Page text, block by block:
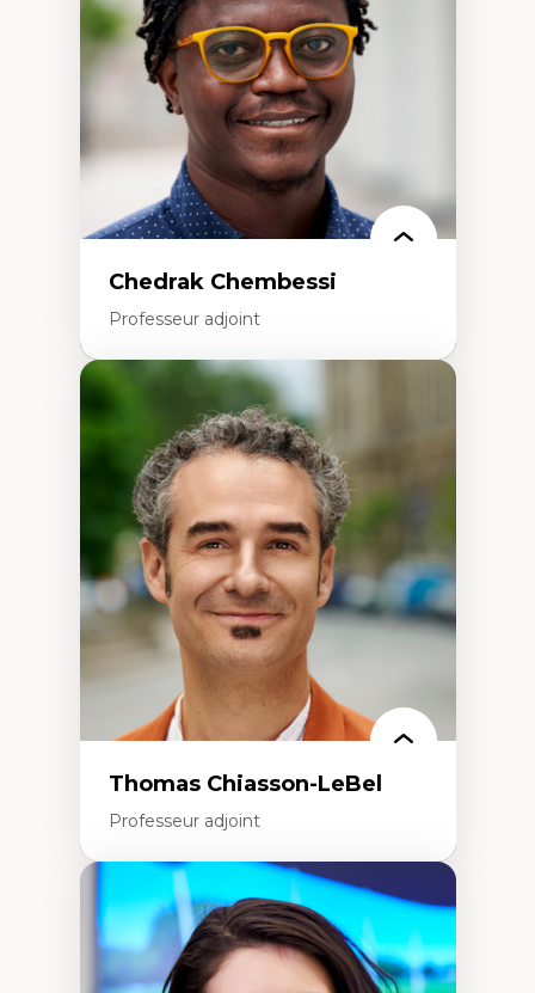
Politiques migratoires
Réfugiés
Demandeurs d’asile
Migrations irrégulières
Migrations temporaires
Migration et changement climatique
Migration et développement
Chedrak Chembessi
Professeur adjoint
Économie circulaire
Modèles d’affaires durables
Histoire des faits économiques
Gestion durable des ressources naturelles
Écologie industrielle
Aménagement durable du territoire
Développement régional
Coopératives
Télétravail en milieu rural francophone
Transition socio-écologique
Thomas Chiasson-LeBel
Professeur adjoint
Expertises
Théories du développement
Économie politique comparée
Élites économiques